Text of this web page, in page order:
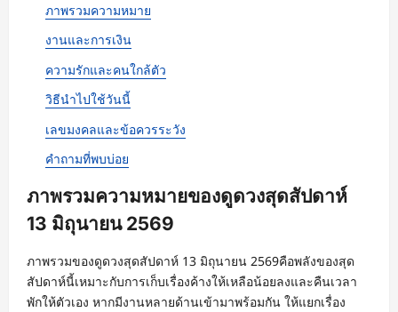
ภาพรวมความหมาย
งานและการเงิน
ความรักและคนใกล้ตัว
วิธีนำไปใช้วันนี้
เลขมงคลและข้อควรระวัง
คำถามที่พบบ่อย
ภาพรวมความหมายของดูดวงสุดสัปดาห์
13 มิถุนายน 2569
ภาพรวมของดูดวงสุดสัปดาห์ 13 มิถุนายน 2569คือพลังของสุด
สัปดาห์นี้เหมาะกับการเก็บเรื่องค้างให้เหลือน้อยลงและคืนเวลา
พักให้ตัวเอง หากมีงานหลายด้านเข้ามาพร้อมกัน ให้แยกเรื่อง